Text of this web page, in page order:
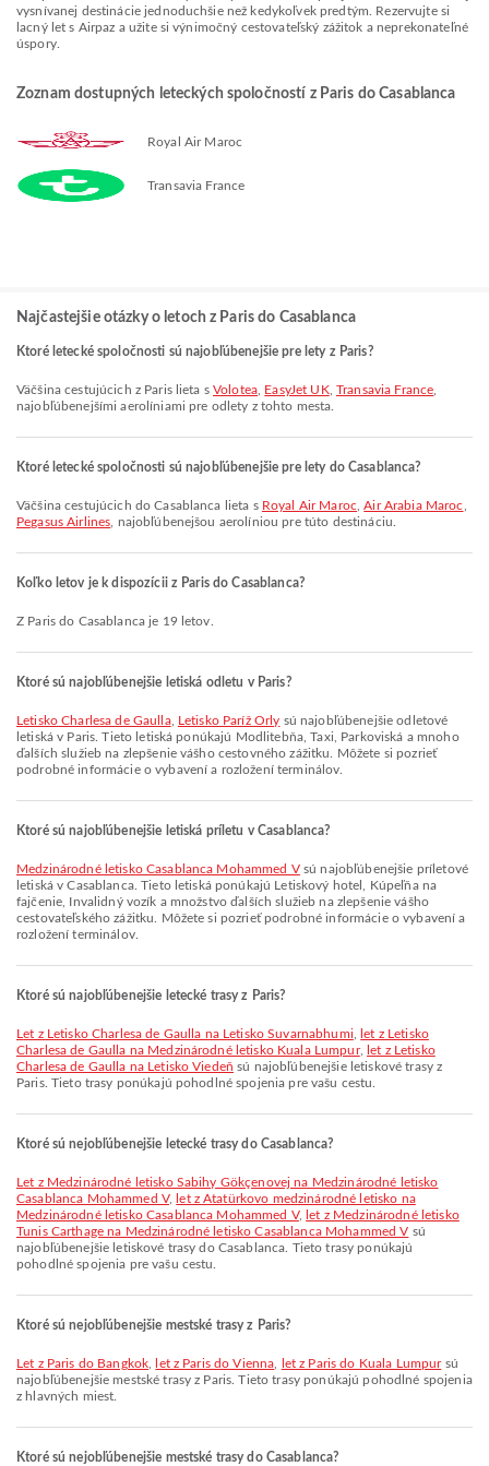
vysnívanej destinácie jednoduchšie než kedykoľvek predtým. Rezervujte si
lacný let s Airpaz a užite si výnimočný cestovateľský zážitok a neprekonateľné
úspory.
Zoznam dostupných leteckých spoločností z Paris do Casablanca
Royal Air Maroc
Transavia France
Najčastejšie otázky o letoch z Paris do Casablanca
Ktoré letecké spoločnosti sú najobľúbenejšie pre lety z Paris?
Väčšina cestujúcich z Paris lieta sVolotea EasyJet UK, Transavia France
najobľúbenejšími aerolíniami pre odlety z tohto mesta.
Ktoré letecké spoločnosti sú najobľúbenejšie pre lety do Casablanca?
Väčšina cestujúcich do Casablanca lieta s Royal Air Maroc ,Air Arabia Maroc
Pegasus Airlines , najobľúbenejšou aerolíniou pre túto destináciu.
Koľko letov je k dispozícii z Paris do Casablanca?
Z Paris do Casablanca je 19 letov.
Ktoré sú najobľúbenejšie letiská odletu v Paris?
Letisko Charlesa de Gaulla, Letisko Paríž Orly sú najobľúbenejšie odletové
letiská v Paris. Tieto letiská ponúkajú Modlitebňa, Taxi, Parkoviská a mnoho
ďalších služieb na zlepšenie vášho cestovného zážitku. Môžete si pozrieť
podrobné informácie o vybavení a rozložení terminálov.
Ktoré sú najobľúbenejšie letiská príletu v Casablanca?
Medzinárodné letisko Casablanca Mohammed Vsú najobľúbenejšie príletové
letiská v Casablanca. Tieto letiská ponúkajú Letiskový hotel, Kúpeľňa na
fajčenie, Invalidný vozík a množstvo ďalších služieb na zlepšenie vášho
cestovateľského zážitku. Môžete si pozrieť podrobné informácie o vybavení a
rozložení terminálov.
Ktoré sú najobľúbenejšie letecké trasy z Paris?
let z Letisko Charlesa de Gaulla na Letisko Suvarnabhumi
let z Letisko
Charlesa de Gaulla na Medzinárodné letisko Kuala Lumpur,
let z Letisko
Charlesa de Gaulla na Letisko Viedeň sú najobľúbenejšie letiskové trasy z
Paris. Tieto trasy ponúkajú pohodlné spojenia pre vašu cestu.
Ktoré sú nejobľúbenejšie letecké trasy do Casablanca?
let z Medzinárodné letisko Sabihy Gökçenovej na Medzinárodné letisko
Casablanca Mohammed V,
let z Atatürkovo medzinárodné letisko na
Medzinárodné letisko Casablanca Mohammed V,
let z Medzinárodné letisko
Tunis Carthage na Medzinárodné letisko Casablanca Mohammed V sú
najobľúbenejšie letiskové trasy do Casablanca. Tieto trasy ponúkajú
pohodlné spojenia pre vašu cestu.
Ktoré sú nejobľúbenejšie mestské trasy z Paris?
let z Paris do Bangkok let z Paris do Vienna let z Paris do Kuala Lumpursú
najobľúbenejšie mestské trasy z Paris. Tieto trasy ponúkajú pohodlné spojenia
z hlavných miest.
Ktoré sú nejobľúbenejšie mestské trasy do Casablanca?